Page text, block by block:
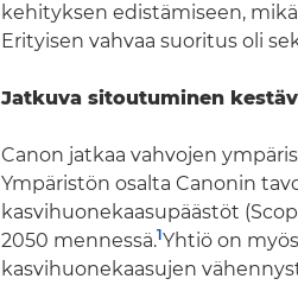
kehityksen edistämiseen,
Erityisen vahvaa suoritus oli
Jatkuva sitoutuminen
Canon jatkaa vahvojen
Ympäristön osalta Canonin
kasvihuonekaasupäästöt
2050 mennessä.1Yhtiö on
kasvihuonekaasujen